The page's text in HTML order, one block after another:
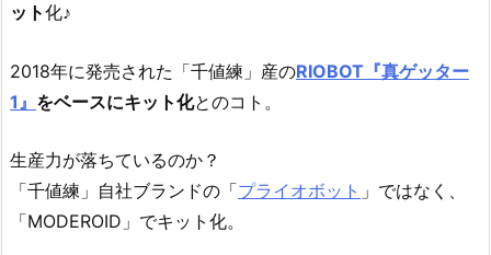
ット化♪
2018年に発売された「千値練」産のRIOBOT『真ゲッター
1』 をベースにキット化とのコト。
生産力が落ちているのか？
「千値練」自社ブランドの「プライオボット 」ではなく、
「MODEROID」でキット化。